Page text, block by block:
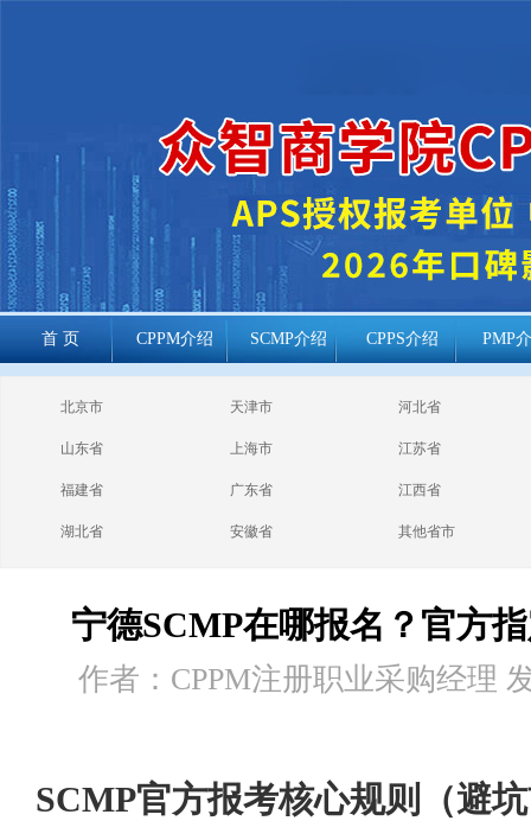
首 页 CPPM介绍 SCMP介绍 CPPS介绍 PMP
cppm报考常见
问题
北京市 天津市 河北省
山东省 上海市 江苏省
福建省 广东省 江西省
湖北省 安徽省 其他省市
宁德SCMP在哪报名？官方
作者：CPPM注册职业采购经理
SCMP官方报考核心规则（避